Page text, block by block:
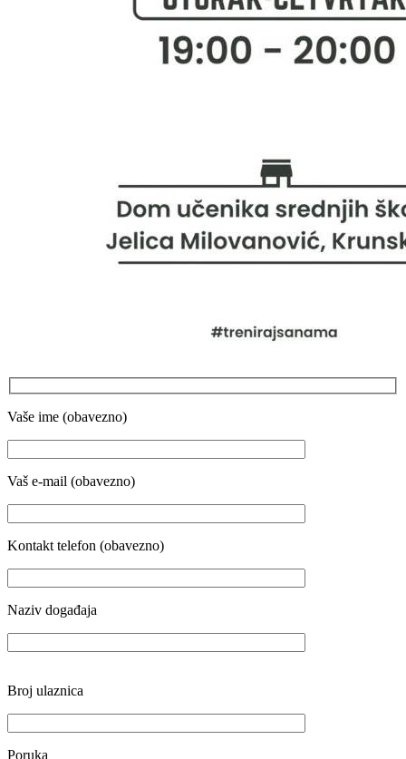
Vaše ime (obavezno)
Vaš e-mail (obavezno)
Kontakt telefon (obavezno)
Naziv događaja
Broj ulaznica
Poruka